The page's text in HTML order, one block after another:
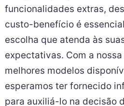
funcionalidades extras,
custo-benefício é
escolha que atenda às
expectativas. Com a
melhores modelos
esperamos ter fornecido
para auxiliá-lo na decisão